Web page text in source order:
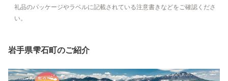
礼品のパッケージやラベルに記載されている注意書きなどをご確認くださ
い。
岩手県雫石町のご紹介